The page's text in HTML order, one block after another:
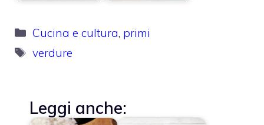
Categorie
Cucina e cultura, primi
Tag
verdure
Leggi anche: